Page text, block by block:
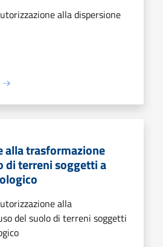
alla dispersione
alla trasformazione
di terreni soggetti a
alla
del suolo di terreni soggetti